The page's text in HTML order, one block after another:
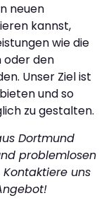
neuen
kannst,
wie die
oder den
Unser Ziel ist
und so
zu gestalten.
Dortmund
problemlosen
uns